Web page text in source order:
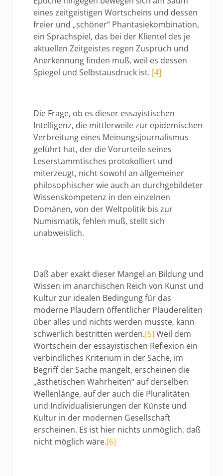
eines zeitgeistigen Wortscheins und dessen
freier und „schöner“ Phantasiekombination,
ein Sprachspiel, das bei der Klientel des je
aktuellen Zeitgeistes regen Zuspruch und
Anerkennung finden muß, weil es dessen
Spiegel und Selbstausdruck ist. [4]
Die Frage, ob es dieser essayistischen
Intelligenz, die mittlerweile zur epidemischen
Verbreitung eines Meinungsjournalismus
geführt hat, der die Vorurteile seines
Leserstammtisches protokolliert und
miterzeugt, nicht sowohl an allgemeiner
philosophischer wie auch an durchgebildeter
Wissenskompetenz in den einzelnen
Domänen, von der Weltpolitik bis zur
Numismatik, fehlen muß, stellt sich
unabweislich.
Daß aber exakt dieser Mangel an Bildung und
Wissen im anarchischen Reich von Kunst und
Kultur zur idealen Bedingung für das
moderne Plaudern öffentlicher Plaudereliten
über alles und nichts werden musste, kann
schwerlich bestritten werden.[5] Weil dem
Wortschein der essayistischen Reflexion ein
verbindliches Kriterium in der Sache, im
Begriff der Sache mangelt, erscheinen die
„ästhetischen Wahrheiten“ auf derselben
Wellenlänge, auf der auch die Pluralitäten
und Individualisierungen der Künste und
Kultur in der modernen Gesellschaft
erscheinen. Es ist hier nichts unmöglich, daß
nicht möglich wäre.[6]